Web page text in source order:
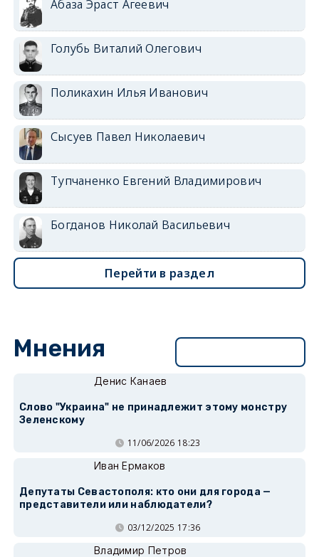
Абаза Эраст Агеевич
Голубь Виталий Олегович
Поликахин Илья Иванович
Сысуев Павел Николаевич
Тупчаненко Евгений Владимирович
Богданов Николай Васильевич
Перейти в раздел
Мнения
Денис Канаев
Слово "Украина" не принадлежит этому монстру
Зеленскому
11/06/2026 18:23
Иван Ермаков
Депутаты Севастополя: кто они для города —
представители или наблюдатели?
03/12/2025 17:36
Владимир Петров